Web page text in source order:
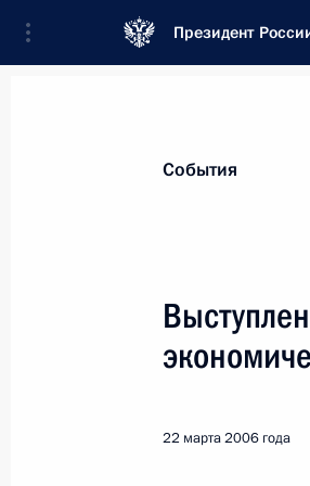
Президент
Новости
Послания
Заявления по
Речи и обращения
События
22 марта 2006 года